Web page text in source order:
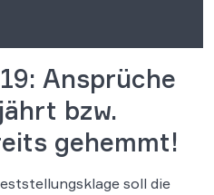
Ansprüche
bzw.
gehemmt!
soll die